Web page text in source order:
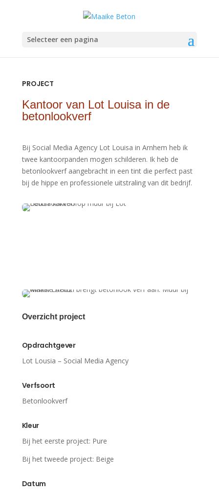
Selecteer een pagina
PROJECT
Kantoor van Lot Louisa in de
betonlookverf
Bij Social Media Agency Lot Louisa in Arnhem heb ik
twee kantoorpanden mogen schilderen. Ik heb de
betonlookverf aangebracht in een tint die perfect past
bij de hippe en professionele uitstraling van dit bedrijf.
Overzicht project
Opdrachtgever
Lot Lousia – Social Media Agency
Verfsoort
Betonlookverf
Kleur
Bij het eerste project: Pure
Bij het tweede project: Beige
Datum